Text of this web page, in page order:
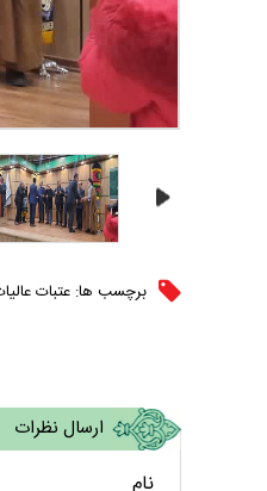
برچسب ها: عتبات
ارسال نظرات
نام